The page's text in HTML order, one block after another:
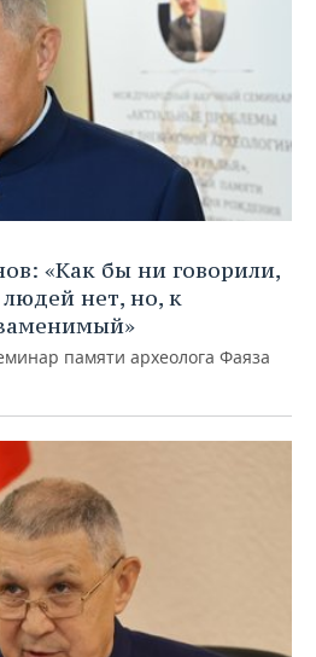
«Как бы ни говорили,
нет, но, к
памяти археолога Фаяза